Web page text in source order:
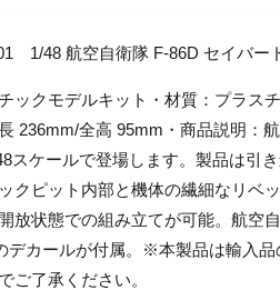
1/48 航空自衛隊 F-86D セイバー
ックモデルキット・材質：プラス
236mm/全高 95mm・商品説明：
スケールで登場します。製品は引
クピット内部と機体の繊細なリベ
放状態での組み立てが可能。航空
デカールが付属。※本製品は輸入
ご了承ください。